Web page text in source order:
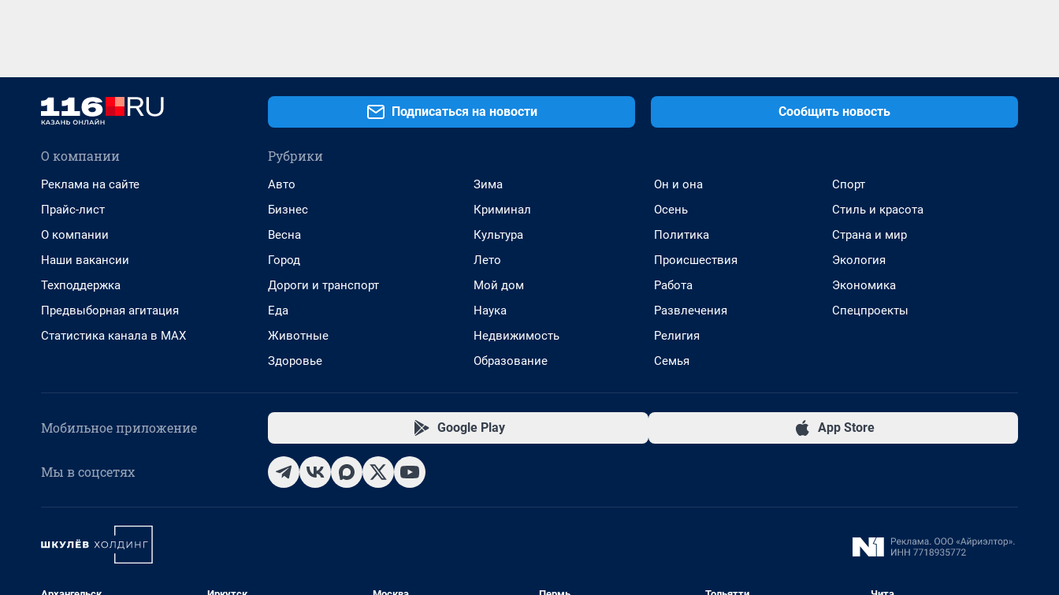
Подписаться на новости Сообщить новость
О компании
Реклама на сайте
Прайс-лист
О компании
Наши вакансии
Техподдержка
Предвыборная агитация
Статистика канала в MAX
Рубрики
Авто
Бизнес
Весна
Город
Дороги и транспорт
Еда
Животные
Здоровье
Зима
Криминал
Культура
Лето
Мой дом
Наука
Недвижимость
Образование
Он и она
Осень
Политика
Происшествия
Работа
Развлечения
Религия
Семья
Спорт
Стиль и красота
Страна и мир
Экология
Экономика
Спецпроекты
Мобильное приложение Google Play App Store
Мы в соцсетях